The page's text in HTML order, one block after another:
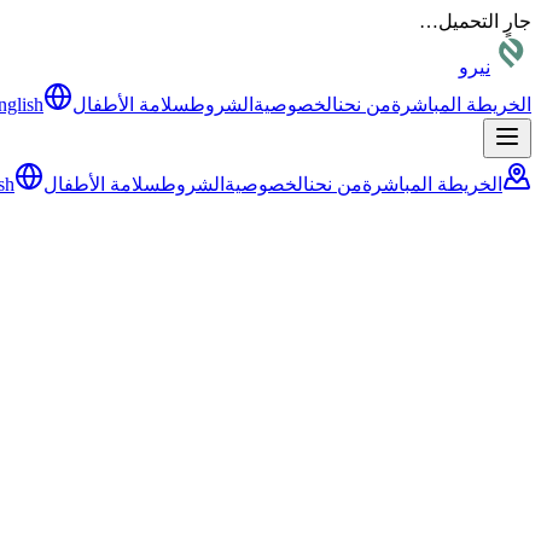
جارٍ التحميل…
نيرو
الخريطة المباشرةمن نحنالخصوصية الشروطسلامة الأطفال
الخريطة المباشرةمن نحنالخصوصية الشروطسلامة الأطفال